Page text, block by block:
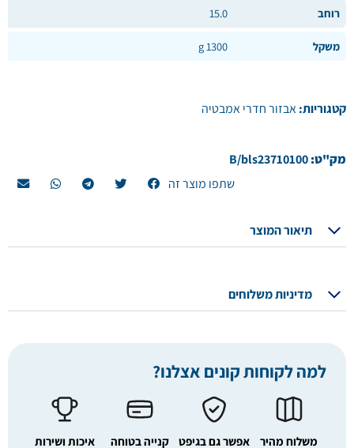
רוחב 15.0
משקל 1300 g
קטגוריות:אבזור חדרי אמבטיה
מק"ט:B/bls23710100
שתפו מוצר זה
תיאור המוצר
מדיניות משלוחים
למה לקוחות קונים אצלנו?
משלוח מהיר
אפשר גם בגיפט
קנייה בטוחה
איכות ושירות